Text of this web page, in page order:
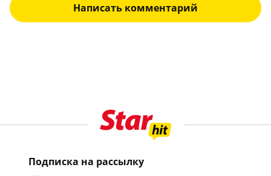
Написать комментарий
Подписка на рассылку